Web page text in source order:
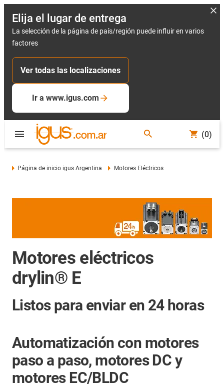
Elija el lugar de entrega
La selección de la página de país/región puede influir en varios
factores
Ver todas las localizaciones
Ir a www.igus.com
(0)
Página de inicio igus Argentina Motores Eléctricos
Motores eléctricos
drylin® E
Listos para enviar en 24 horas
Automatización con motores
paso a paso, motores DC y
motores EC/BLDC